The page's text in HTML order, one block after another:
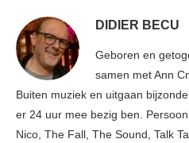
DIDIER BECU
Geboren en
samen met Ann
Buiten muziek en uitgaan
er 24 uur mee bezig ben.
Nico, The Fall, The Sound, Talk